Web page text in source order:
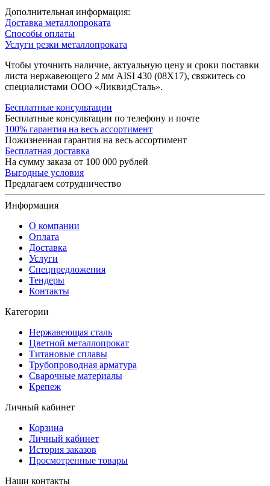
Дополнительная информация:
Доставка металлопроката
Способы оплаты
Услуги резки металлопроката
Чтобы уточнить наличие, актуальную цену и сроки поставки
листа нержавеющего 2 мм AISI 430 (08Х17), свяжитесь со
специалистами ООО «ЛиквидСталь».
Бесплатные консультации
Бесплатные консультации по телефону и почте
100% гарантия на весь ассортимент
Пожизненная гарантия на весь ассортимент
Бесплатная доставка
На сумму заказа от 100 000 рублей
Выгодные условия
Предлагаем сотрудничество
Информация
О компании
Оплата
Доставка
Услуги
Спецпредложения
Тендеры
Контакты
Категории
Нержавеющая сталь
Цветной металлопрокат
Титановые сплавы
Трубопроводная арматура
Сварочные материалы
Крепеж
Личный кабинет
Корзина
Личный кабинет
История заказов
Просмотренные товары
Наши контакты